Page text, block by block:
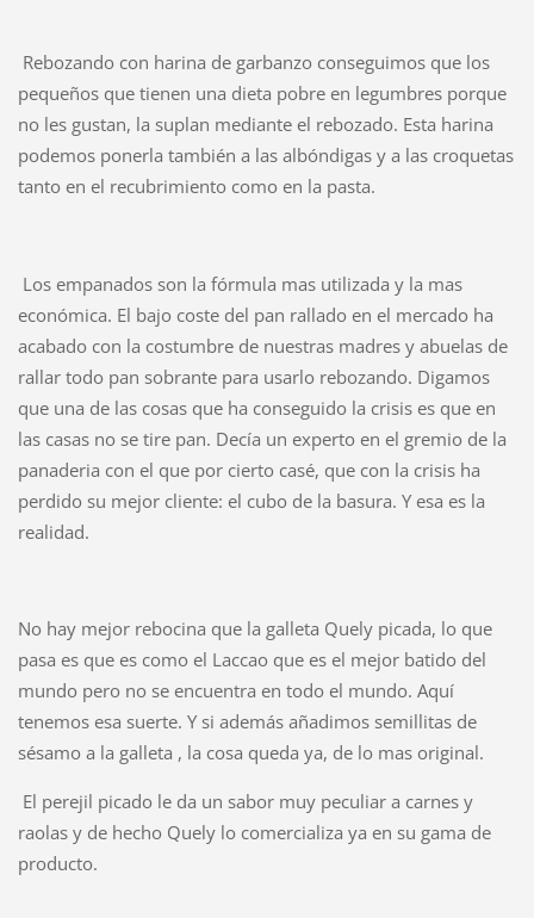
Rebozando con harina de garbanzo conseguimos que los
pequeños que tienen una dieta pobre en legumbres porque
no les gustan, la suplan mediante el rebozado. Esta harina
podemos ponerla también a las albóndigas y a las croquetas
tanto en el recubrimiento como en la pasta.
Los empanados son la fórmula mas utilizada y la mas
económica. El bajo coste del pan rallado en el mercado ha
acabado con la costumbre de nuestras madres y abuelas de
rallar todo pan sobrante para usarlo rebozando. Digamos
que una de las cosas que ha conseguido la crisis es que en
las casas no se tire pan. Decía un experto en el gremio de la
panaderia con el que por cierto casé, que con la crisis ha
perdido su mejor cliente: el cubo de la basura. Y esa es la
realidad.
No hay mejor rebocina que la galleta Quely picada, lo que
pasa es que es como el Laccao que es el mejor batido del
mundo pero no se encuentra en todo el mundo. Aquí
tenemos esa suerte. Y si además añadimos semillitas de
sésamo a la galleta , la cosa queda ya, de lo mas original.
El perejil picado le da un sabor muy peculiar a carnes y
raolas y de hecho Quely lo comercializa ya en su gama de
producto.